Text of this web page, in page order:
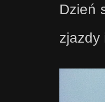
Dzień
zjazdy